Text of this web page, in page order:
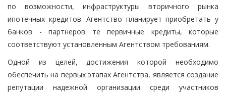
по возможности, инфраструктуры вторичного рынка
ипотечных кредитов. Агентство планирует приобретать у
банков - партнеров те первичные кредиты, которые
соответствуют установленным Агентством требованиям.
Одной из целей, достижения которой необходимо
обеспечить на первых этапах Агентства, является создание
репутации надежной организации среди участников